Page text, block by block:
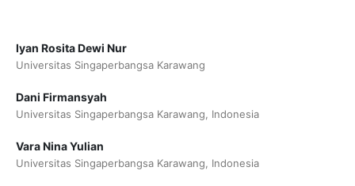
Iyan Rosita Dewi Nur
Universitas Singaperbangsa Karawang
Dani Firmansyah
Universitas Singaperbangsa Karawang, Indonesia
Vara Nina Yulian
Universitas Singaperbangsa Karawang, Indonesia